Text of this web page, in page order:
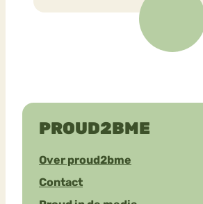
PROUD2BME
Over proud2bme
Contact